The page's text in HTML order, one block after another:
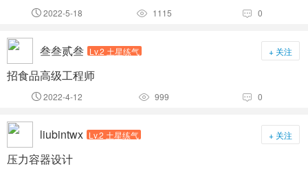
 2022-5-18  1115  0
叁叁贰叁 Lv.2 土星练气 + 关注
招食品高级工程师
 2022-4-12  999  0
liubintwx Lv.2 土星练气 + 关注
压力容器设计